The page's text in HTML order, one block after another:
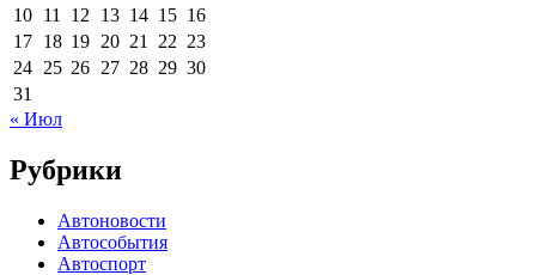
10 11 12 13 14 15 16
17 18 19 20 21 22 23
24 25 26 27 28 29 30
31
« Июл
Рубрики
Автоновости
Автособытия
Автоспорт